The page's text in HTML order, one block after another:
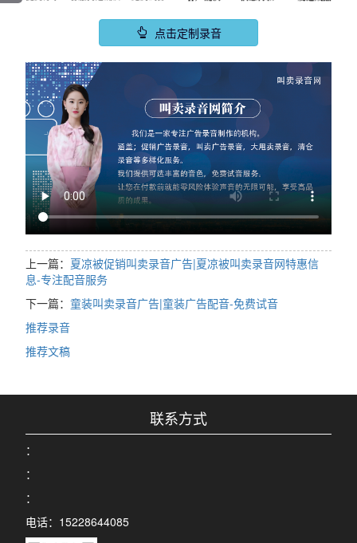
点击定制录音
上一篇： 夏凉被促销叫卖录音广告|夏凉被叫卖录音网特惠信
息-专注配音服务
下一篇： 童装叫卖录音广告|童装广告配音-免费试音
推荐录音
推荐文稿
联系方式
：
：
：
电话：15228644085